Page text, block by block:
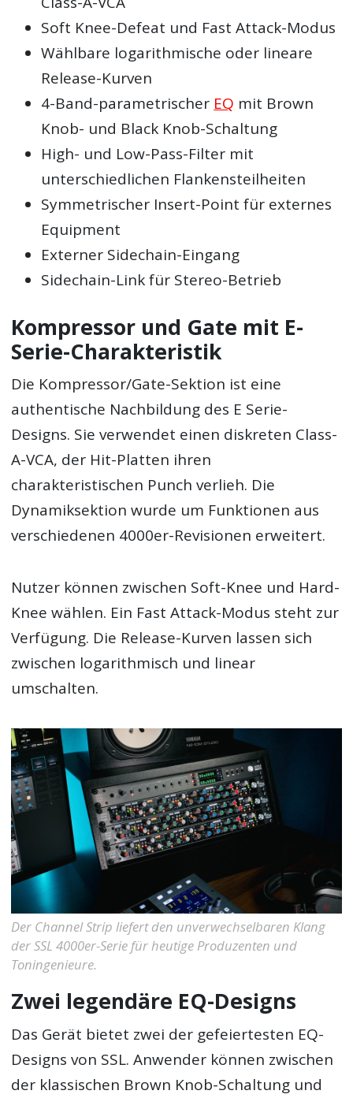
Soft Knee-Defeat und Fast Attack-Modus
Wählbare logarithmische oder lineare
Release-Kurven
4-Band-parametrischer EQ mit Brown
Knob- und Black Knob-Schaltung
High- und Low-Pass-Filter mit
unterschiedlichen Flankensteilheiten
Symmetrischer Insert-Point für externes
Equipment
Externer Sidechain-Eingang
Sidechain-Link für Stereo-Betrieb
Kompressor und Gate mit E-
Serie-Charakteristik
Die Kompressor/Gate-Sektion ist eine
authentische Nachbildung des E Serie-
Designs. Sie verwendet einen diskreten Class-
A-VCA, der Hit-Platten ihren
charakteristischen Punch verlieh. Die
Dynamiksektion wurde um Funktionen aus
verschiedenen 4000er-Revisionen erweitert.
Nutzer können zwischen Soft-Knee und Hard-
Knee wählen. Ein Fast Attack-Modus steht zur
Verfügung. Die Release-Kurven lassen sich
zwischen logarithmisch und linear
umschalten.
Der Channel Strip liefert den unverwechselbaren Klang
der SSL 4000er-Serie für heutige Produzenten und
Toningenieure.
Zwei legendäre EQ-Designs
Das Gerät bietet zwei der gefeiertesten EQ-
Designs von SSL. Anwender können zwischen
der klassischen Brown Knob-Schaltung und